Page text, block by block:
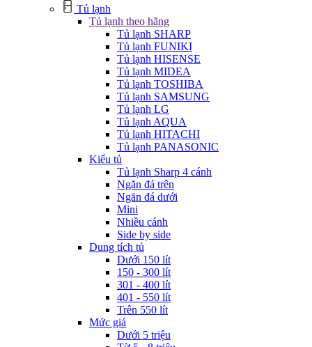
Tủ lạnh
Tủ lạnh theo hãng
Tủ lạnh SHARP
Tủ lạnh FUNIKI
Tủ lạnh HISENSE
Tủ lạnh MIDEA
Tủ lạnh TOSHIBA
Tủ lạnh SAMSUNG
Tủ lạnh LG
Tủ lạnh AQUA
Tủ lạnh HITACHI
Tủ lạnh PANASONIC
Kiểu tủ
Tủ lạnh Sharp 4 cánh
Ngăn đá trên
Ngăn đá dưới
Mini
Nhiều cánh
Side by side
Dung tích tủ
Dưới 150 lít
150 - 300 lít
301 - 400 lít
401 - 550 lít
Trên 550 lít
Mức giá
Dưới 5 triệu